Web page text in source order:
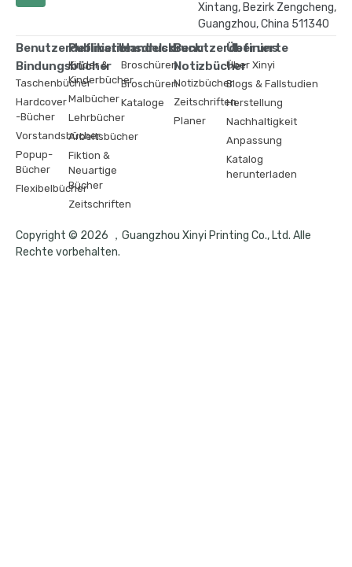
Xintang, Bezirk Zengcheng,
Guangzhou, China 511340
Benutzerdefinierte
Bindungsbücher
Taschenbücher
Hardcover
-Bücher
Vorstandsbücher
Popup-
Bücher
Flexibelbücher
Publikationsdruck
Kinder &
Kinderbücher
Malbücher
Lehrbücher
Arbeitsbücher
Fiktion &
Neuartige
Bücher
Zeitschriften
Handelsdruck
Broschüren
Broschüren
Kataloge
Benutzerdefinierte
Notizbücher
Notizbücher
Zeitschriften
Planer
Über uns
Über Xinyi
Blogs & Fallstudien
Herstellung
Nachhaltigkeit
Anpassung
Katalog
herunterladen
Copyright © 2026 ，Guangzhou Xinyi Printing Co., Ltd. Alle
Rechte vorbehalten.